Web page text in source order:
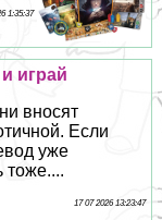
1:35:37
играй
вносят
Если
уже
тоже....
17 07 2026 13:23:47